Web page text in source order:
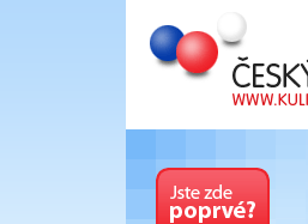
Český